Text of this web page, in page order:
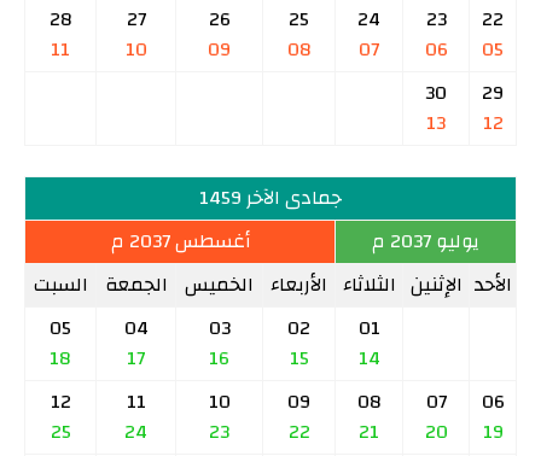
22
05
23
06
24
07
25
08
26
09
27
10
28
11
29
12
30
13
جمادى الآخر 1459
يوليو 2037 م
أغسطس 2037 م
الأحد الإثنين الثلاثاء الأربعاء الخميس الجمعة السبت
01
14
02
15
03
16
04
17
05
18
06
19
07
20
08
21
09
22
10
23
11
24
12
25